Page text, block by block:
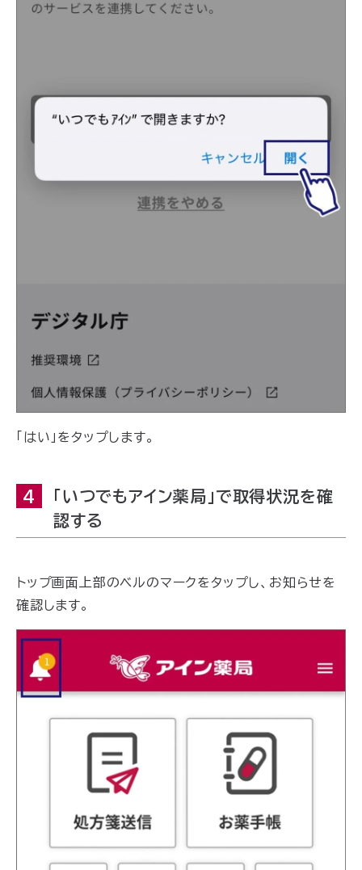
「はい」をタップします。
4
「いつでもアイン薬局」で取得状況を確
認する
トップ画面上部のベルのマークをタップし、お知らせを
確認します。